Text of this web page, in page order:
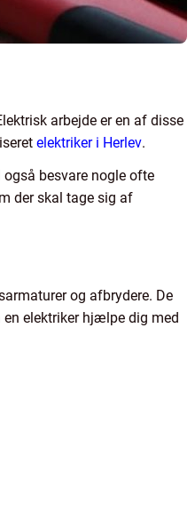
arbejde er en af disse
elektriker i Herlev.
besvare nogle ofte
der skal tage sig af
og afbrydere. De
en elektriker hjælpe dig med